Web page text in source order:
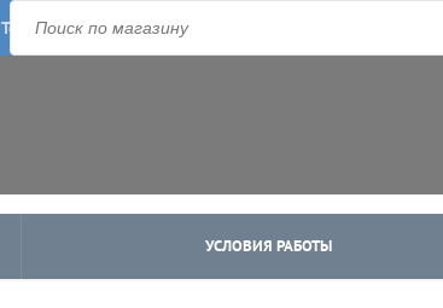
Телефон: 8-800-500-1973
УСЛОВИЯ РАБОТЫ